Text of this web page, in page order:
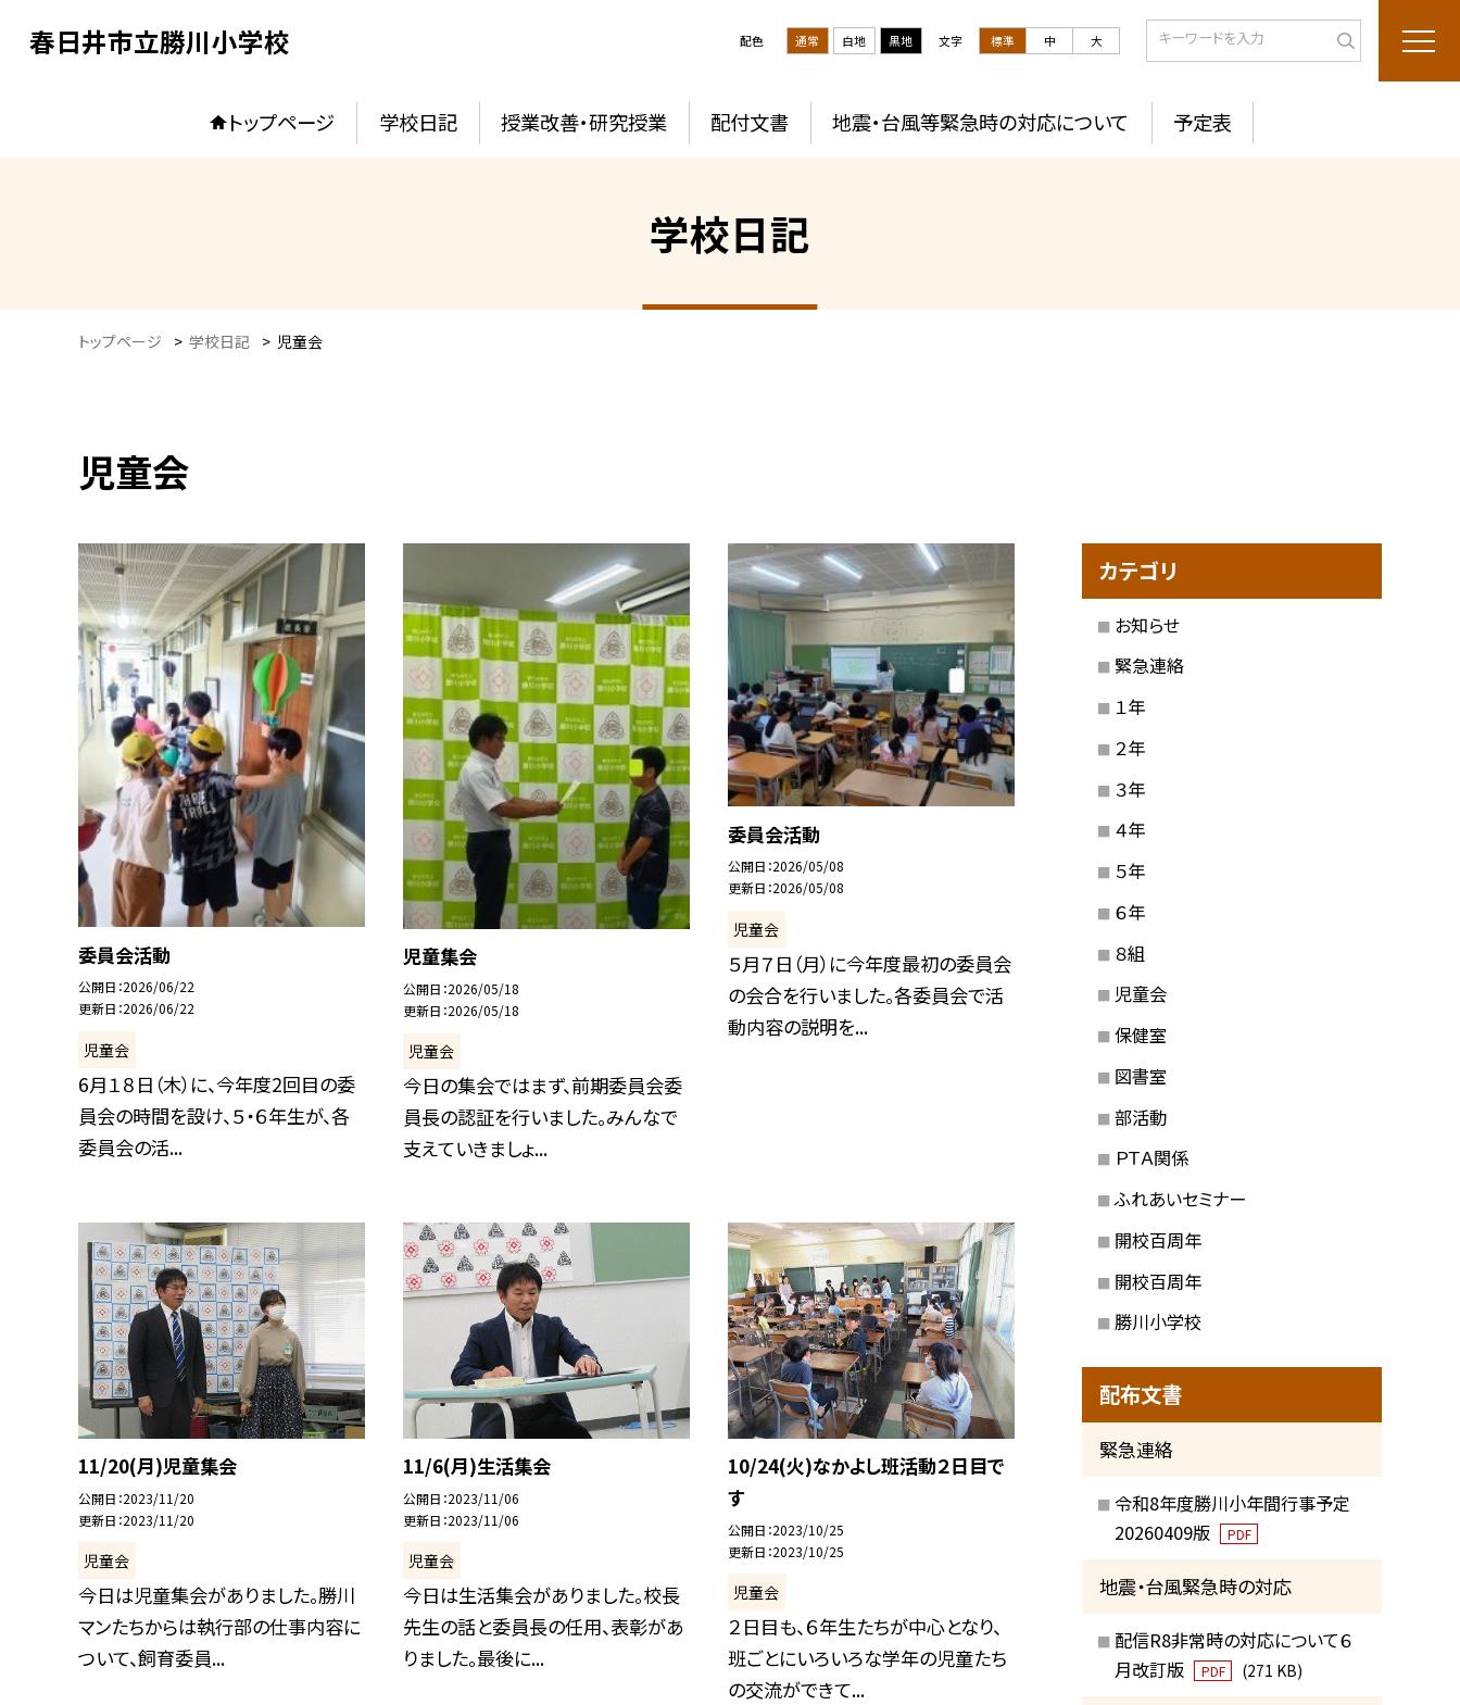
春日井市立勝川小学校 配色 通常 白地 黒地 文字 標準 中 大
トップページ 学校日記 授業改善・研究授業 配付文書 地震・台風等緊急時の対応について 予定表
学校日記
トップページ > 学校日記 > 児童会
児童会
委員会活動
公開日 2026/06/22
更新日 2026/06/22
児童会
6月１８日（木）に、今年度2回目の委
員会の時間を設け、５・６年生が、各
委員会の活...
児童集会
公開日 2026/05/18
更新日 2026/05/18
児童会
今日の集会ではまず、前期委員会委
員長の認証を行いました。みんなで
支えていきましょ...
委員会活動
公開日 2026/05/08
更新日 2026/05/08
児童会
５月７日（月）に今年度最初の委員会
の会合を行いました。各委員会で活
動内容の説明を...
11/20(月)児童集会
公開日 2023/11/20
更新日 2023/11/20
児童会
今日は児童集会がありました。勝川
マンたちからは執行部の仕事内容に
ついて、飼育委員...
11/6(月)生活集会
公開日 2023/11/06
更新日 2023/11/06
児童会
今日は生活集会がありました。校長
先生の話と委員長の任用、表彰があ
りました。最後に...
10/24(火)なかよし班活動２日目で
す
公開日 2023/10/25
更新日 2023/10/25
児童会
２日目も、６年生たちが中心となり、
班ごとにいろいろな学年の児童たち
の交流ができて...
カテゴリ
お知らせ
緊急連絡
１年
２年
３年
４年
５年
６年
８組
児童会
保健室
図書室
部活動
ＰＴＡ関係
ふれあいセミナー
開校百周年
開校百周年
勝川小学校
配布文書
緊急連絡
令和8年度勝川小年間行事予定
20260409版
PDF
地震・台風緊急時の対応
配信R8非常時の対応について６
月改訂版
PDF (271 KB)